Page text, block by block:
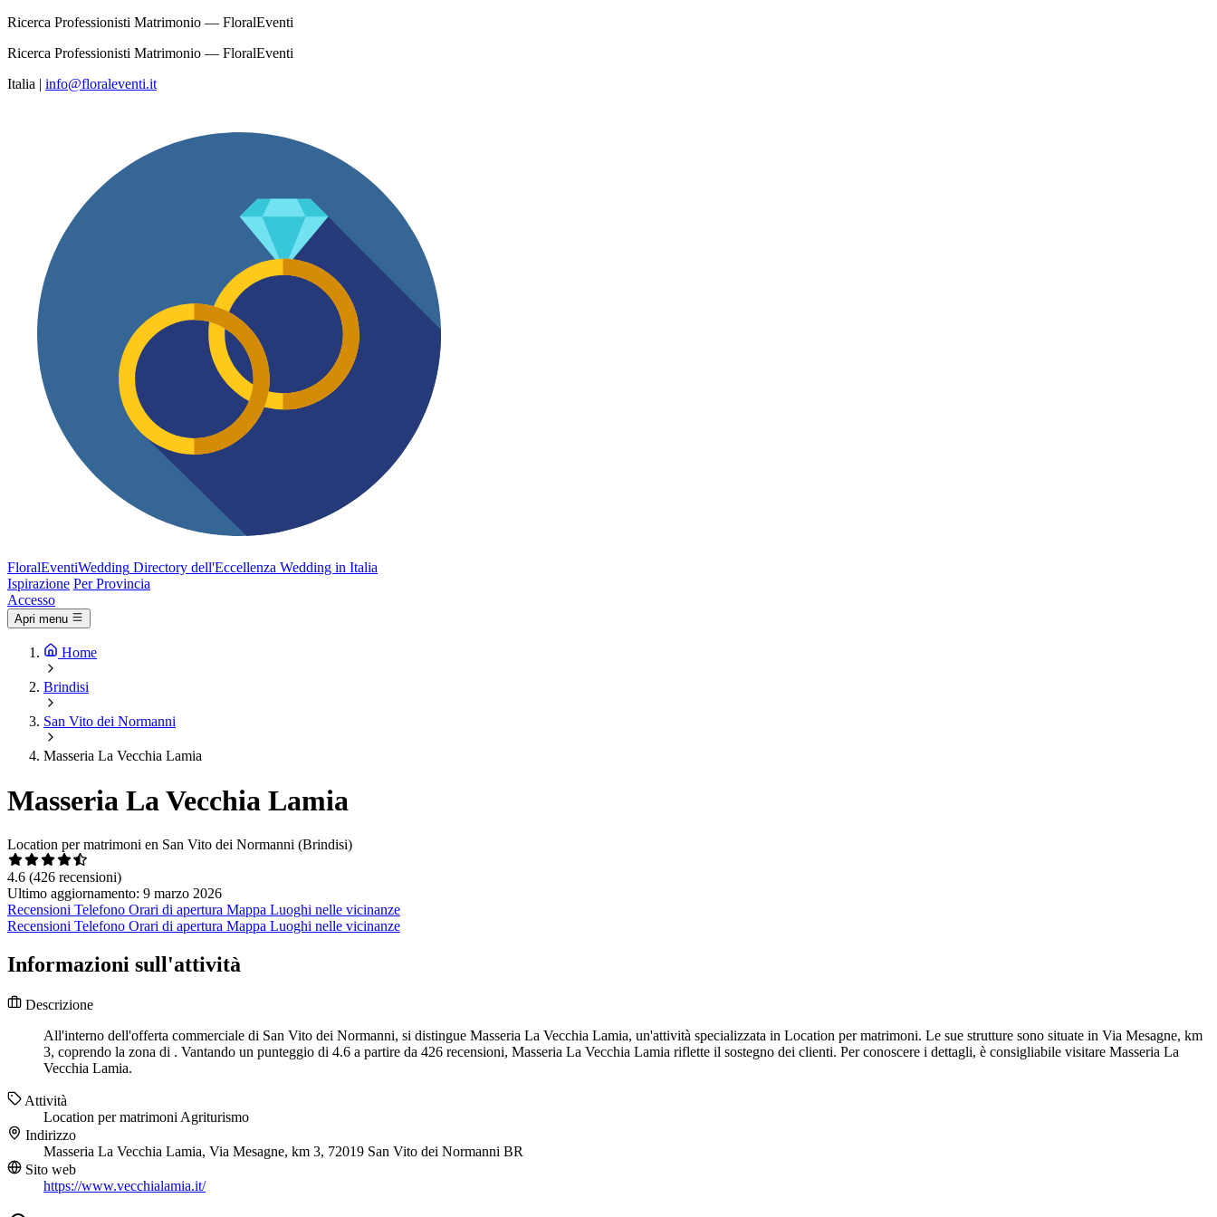
Ricerca Professionisti Matrimonio — FloralEventi
Ricerca Professionisti Matrimonio — FloralEventi
Italia | info@floraleventi.it
FloralEventiWedding Directory dell'Eccellenza Wedding in Italia
Ispirazione Per Provincia
Accesso
Apri menu
Home
Brindisi
San Vito dei Normanni
Masseria La Vecchia Lamia
Masseria La Vecchia Lamia
Location per matrimoni en San Vito dei Normanni (Brindisi)
4.6 (426 recensioni)
Ultimo aggiornamento: 9 marzo 2026
Recensioni Telefono Orari di apertura Mappa Luoghi nelle vicinanze
Recensioni Telefono Orari di apertura Mappa Luoghi nelle vicinanze
Informazioni sull'attività
Descrizione
All'interno dell'offerta commerciale di San Vito dei Normanni, si distingue Masseria La Vecchia Lamia, un'attività specializzata in Location per matrimoni. Le sue strutture sono situate in Via Mesagne, km
3, coprendo la zona di . Vantando un punteggio di 4.6 a partire da 426 recensioni, Masseria La Vecchia Lamia riflette il sostegno dei clienti. Per conoscere i dettagli, è consigliabile visitare Masseria La
Vecchia Lamia.
Attività
Location per matrimoni Agriturismo
Indirizzo
Masseria La Vecchia Lamia, Via Mesagne, km 3, 72019 San Vito dei Normanni BR
Sito web
https://www.vecchialamia.it/